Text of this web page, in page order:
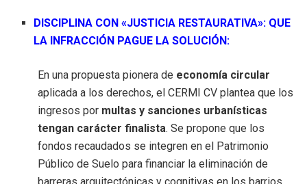
DISCIPLINA CON «JUSTICIA RESTAURATIVA»: QUE
LA INFRACCIÓN PAGUE LA SOLUCIÓN:
En una propuesta pionera de economía circular
aplicada a los derechos, el CERMI CV plantea que los
ingresos por multas y sanciones urbanísticas
tengan carácter finalista. Se propone que los
fondos recaudados se integren en el Patrimonio
Público de Suelo para financiar la eliminación de
barreras arquitectónicas y cognitivas en los barrios